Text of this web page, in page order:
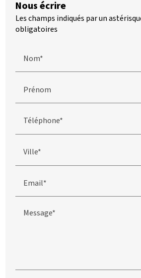
Nous écrire
Les champs indiqués par un
obligatoires
Nom*
Prénom
Téléphone*
Ville*
Email*
Message*